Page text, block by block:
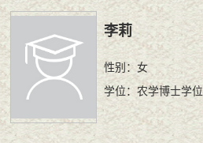
李莉
性别：女
学位：农学博士学位